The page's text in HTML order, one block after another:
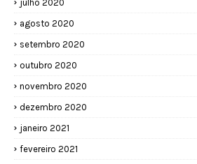
julho 2020
agosto 2020
setembro 2020
outubro 2020
novembro 2020
dezembro 2020
janeiro 2021
fevereiro 2021